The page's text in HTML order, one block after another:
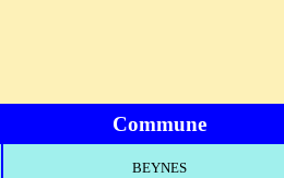
Commune
BEYNES